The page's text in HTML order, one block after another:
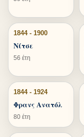
1844 - 1900
Νίτσε
56 έτη
1844 - 1924
Φρανς Ανατόλ
80 έτη